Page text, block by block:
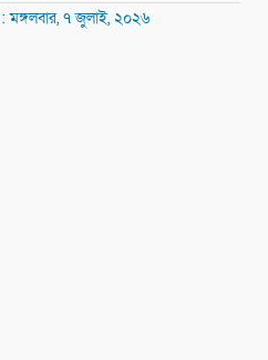
মঙ্গলবার, ৭ জুলাই, ২০২৬